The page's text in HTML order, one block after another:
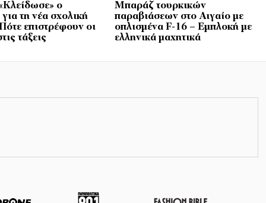
ο
τη νέα σχολική
επιστρέφουν οι
τάξεις
Μπαράζ τουρκικών
παραβιάσεων στο Αιγαίο με
οπλισμένα F-16 – Εμπλοκή με
ελληνικά μαχητικά